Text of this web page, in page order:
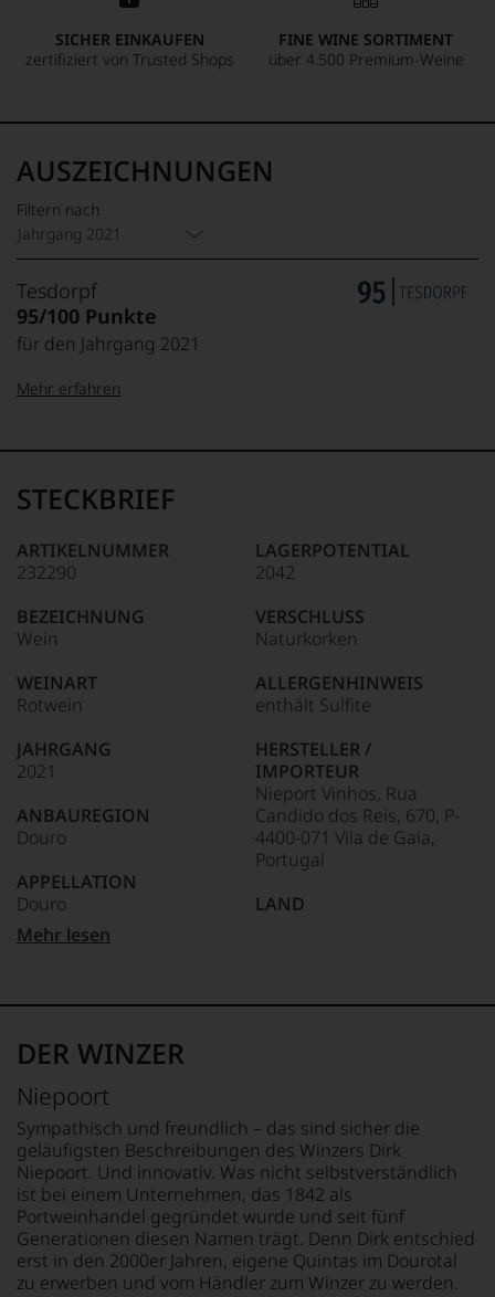
SICHER EINKAUFEN
zertifiziert von Trusted Shops
FINE WINE SORTIMENT
über 4.500 Premium-Weine
AUSZEICHNUNGEN
Filtern nach
Jahrgang 2021
Tesdorpf
95/100 Punkte
für den Jahrgang 2021
95–98 Punkte:
90–94 Punkte:
Unter 85 Punkte:
Name
Tesdorpf
für
»Fine
für
die
edlen
Weine
der
Welt,
kaum
ein
Das
dokumentieren
auch
und
gerade
mit
Medaillen
Weinjournalisten
Fachpublikationen
unseren
Aussendungen
oder
in
unserem
Webshop,
um
zu
Mehr erfahren
STECKBRIEF
ARTIKELNUMMER
232290
BEZEICHNUNG
Wein
WEINART
Rotwein
JAHRGANG
2021
ANBAUREGION
Douro
APPELLATION
Douro
QUALITÄTSSTUFE
REBSORTEN
Tinta Roriz
Touriga Franca
Touriga Nacional
TRINKTEMPERATUR
14 °C
ALKOHOLGEHALT
12 % Vol.
LAGERPOTENTIAL
2042
VERSCHLUSS
Naturkorken
ALLERGENHINWEIS
enthält Sulfite
HERSTELLER /
IMPORTEUR
Nieport Vinhos, Rua
Candido dos Reis, 670, P-
4400-071 Vila de Gaia,
Portugal
LAND
BRENNWERT
0 kJ / 0 kcal
FETT
0 g
davon gesättigte
Fettsäuren: 0 g
KOHLENHYDRATE
0 g
Mehr lesen
DER WINZER
Niepoort
Sympathisch und freundlich – das sind sicher die
geläufigsten Beschreibungen des Winzers Dirk
Niepoort. Und innovativ. Was nicht selbstverständlich
ist bei einem Unternehmen, das 1842 als
Portweinhandel gegründet wurde und seit fünf
Generationen diesen Namen trägt. Denn Dirk entschied
erst in den 2000er Jahren, eigene Quintas im Dourotal
zu erwerben und vom Händler zum Winzer zu werden.